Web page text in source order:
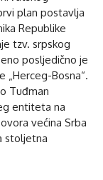
plan postavlja
Republike
tzv. srpskog
posljedično je
„Herceg-Bosna“.
Tuđman
entiteta na
većina Srba
stoljetna